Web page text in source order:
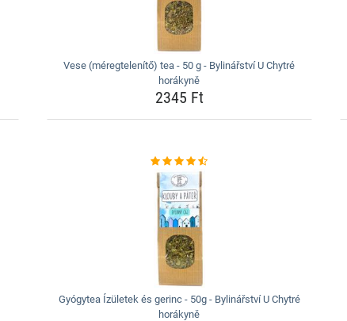
Vese (méregtelenítő) tea - 50 g - Bylinářství U Chytré
horákyně
2345 Ft
Gyógytea Ízületek és gerinc - 50g - Bylinářství U Chytré
horákyně